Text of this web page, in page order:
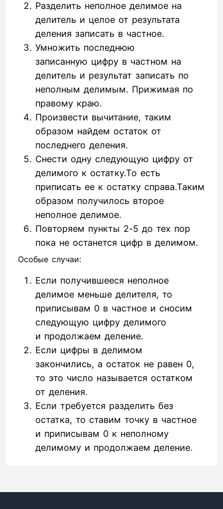
Разделить неполное делимое на
делитель и целое от результата
деления записать в частное.
Умножить последнюю
записанную цифру в частном на
делитель и результат записать по
неполным делимым. Прижимая по
правому краю.
Произвести вычитание, таким
образом найдем остаток от
последнего деления.
Снести одну следующую цифру от
делимого к остатку.То есть
приписать ее к остатку справа.Таким
образом получилось второе
неполное делимое.
Повторяем пункты 2-5 до тех пор
пока не останется цифр в делимом.
Особые случаи:
Если получившееся неполное
делимое меньше делителя, то
приписывам 0 в частное и сносим
следующую цифру делимого
и продолжаем деление.
Если цифры в делимом
закончились, а остаток не равен 0,
то это число называется остатком
от деления.
Если требуется разделить без
остатка, то ставим точку в частное
и приписывам 0 к неполному
делимому и продолжаем деление.